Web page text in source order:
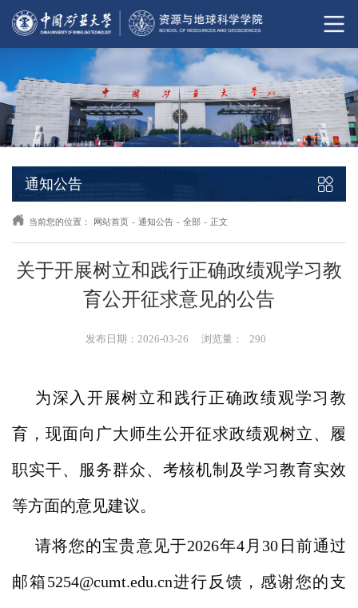
通知公告
当前您的位置： 网站首页 - 通知公告 - 全部 - 正文
关于开展树立和践行正确政绩观学习教
育公开征求意见的公告
发布日期：2026-03-26 浏览量： 290
为深入开展树立和践行正确政绩观学习教
育，现面向广大师生公开征求政绩观树立、履
职实干、服务群众、考核机制及学习教育实效
等方面的意见建议。
请将您的宝贵意见于2026年4月30 日前通过
邮箱5254@cumt.edu.cn进行反馈，感谢您的支